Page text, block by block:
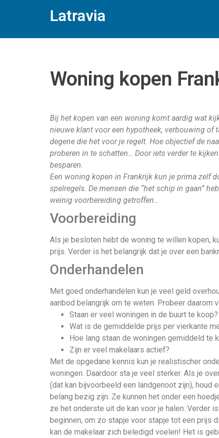
Latravia
Woning kopen
Bij het kopen van een woning komt aardig wat
nieuwe klant voor een hypotheek, verbouwing of
degene die het voor je regelt. Hoe objectief de
proberen in te schatten… Door iets verder te
besparen.
Een woning kopen in Frankrijk kun je prima zelf
spelregels. De mensen die “het schip in gaan”
weinig voorbereiding getroffen…
Voorbereiding
Als je besloten hebt de woning te willen kopen,
prijs. Verder is het belangrijk dat je over een
Onderhandelen
Met goed onderhandelen kun je veel geld
aanbod belangrijk om te weten. Probeer daarom
Staan er veel woningen in de buurt te koop?
Wat is de gemiddelde prijs per vierkante
Hoe lang staan de woningen gemiddeld te
Zijn er veel makelaars actief?
Met de opgedane kennis kun je realistischer
woningen. Daardoor sta je veel sterker. Als je
(dat kan bijvoorbeeld een landgenoot zijn), houd
belang bezig zijn. Ze kunnen het onder een
ze het onderste uit de kan voor je halen. Verder
beginnen, om zo stapje voor stapje tot een prijs
kan de makelaar zich beledigd voelen! Het is